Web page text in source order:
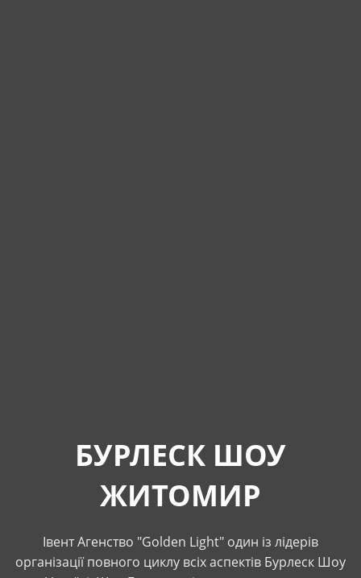
БУРЛЕСК ШОУ
ЖИТОМИР
Івент Агенство "Golden Light" один із лідерів
організації повного циклу всіх аспектів Бурлеск Шоу